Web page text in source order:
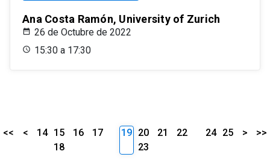
Ana Costa Ramón, University of Zurich
26 de Octubre de 2022
15:30 a 17:30
<< < 14 15 16
17
18
19 20 21
22
23
24 25 > >>